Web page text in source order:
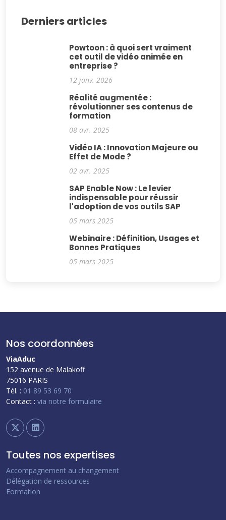
Derniers articles
Powtoon : à quoi sert vraiment
cet outil de vidéo animée en
entreprise ?
12 janv. 2026
Réalité augmentée :
révolutionner ses contenus de
formation
08 avr. 2025
Vidéo IA : Innovation Majeure ou
Effet de Mode ?
02 avr. 2025
SAP Enable Now : Le levier
indispensable pour réussir
l'adoption de vos outils SAP
05 mars 2025
Webinaire : Définition, Usages et
Bonnes Pratiques
05 mars 2025
Nos coordonnées
ViaAduc
152 avenue de Malakoff
75016 PARIS
Tél. : 01 89 53 69 70
Contact : via notre formulaire
Toutes nos expertises
Accompagnement au changement
Délégation de ressources
Formation